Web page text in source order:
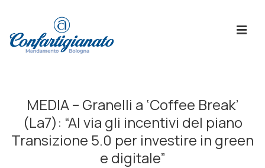
Principale
MEDIA – Granelli a ‘Coffee Break’
(La7): “Al via gli incentivi del piano
Transizione 5.0 per investire in green
e digitale”